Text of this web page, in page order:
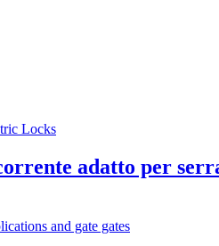
adatto per